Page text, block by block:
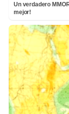
Un verdadero
mejor!